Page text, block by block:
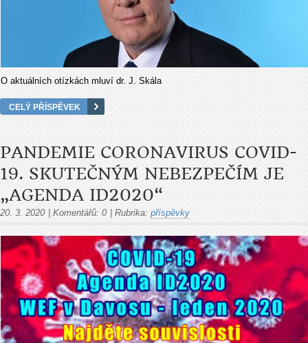
O aktuálních otízkách mluví dr. J. Skála
CELÝ PŘÍSPĚVEK
PANDEMIE CORONAVIRUS COVID-
19. SKUTEČNÝM NEBEZPEČÍM JE
„AGENDA ID2020“
20. 3. 2020 Komentářů: 0 Rubrika: příspěvky